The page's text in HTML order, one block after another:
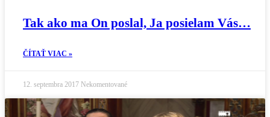
Tak ako ma On poslal, Ja posielam Vás…
ČÍTAŤ VIAC »
12. septembra 2017 Nekomentované